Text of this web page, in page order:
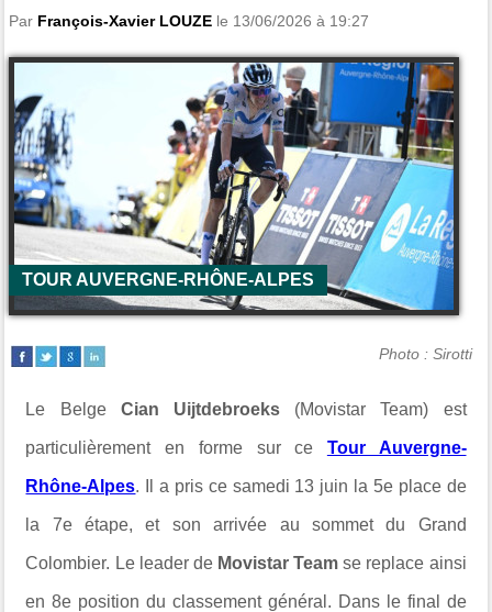
Par François-Xavier LOUZE le 13/06/2026 à 19:27
TOUR AUVERGNE-RHÔNE-ALPES
Photo : Sirotti
Le Belge Cian Uijtdebroeks (Movistar Team) est
particulièrement en forme sur ce Tour Auvergne-
Rhône-Alpes. Il a pris ce samedi 13 juin la 5e place de
la 7e étape, et son arrivée au sommet du Grand
Colombier. Le leader de Movistar Team se replace ainsi
en 8e position du classement général. Dans le final de